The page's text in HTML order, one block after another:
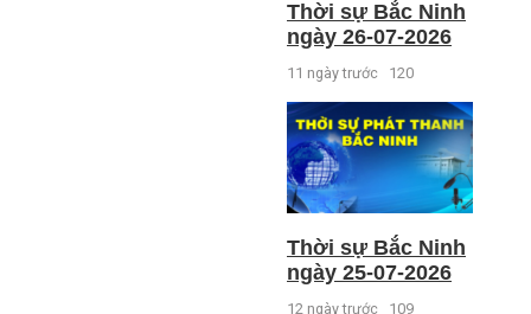
Thời sự Bắc Ninh
ngày 26-07-2026
11 ngày trước 120
Thời sự Bắc Ninh
ngày 25-07-2026
12 ngày trước 109